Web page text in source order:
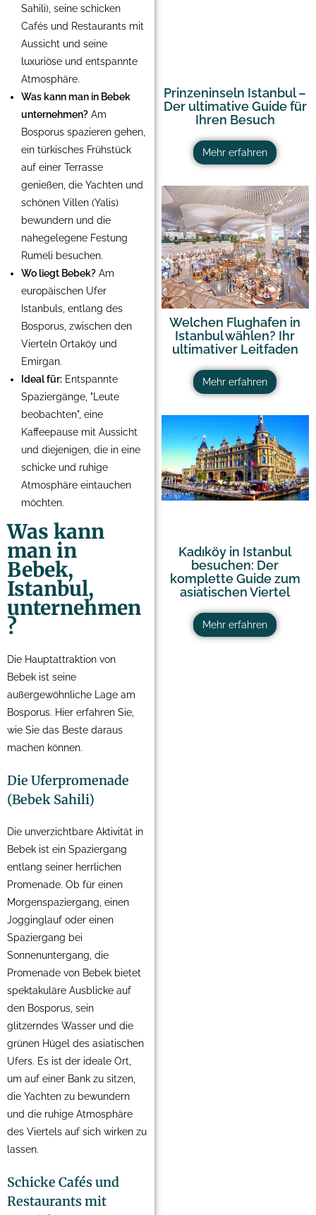
Prinzeninseln Istanbul –
Der ultimative Guide für
Ihren Besuch
Mehr erfahren
Welchen Flughafen in
Istanbul wählen? Ihr
ultimativer Leitfaden
Mehr erfahren
Kadıköy in Istanbul
besuchen: Der
komplette Guide zum
asiatischen Viertel
Mehr erfahren
Sahili), seine schicken
Cafés und Restaurants mit
Aussicht und seine
luxuriöse und entspannte
Atmosphäre.
Was kann man in Bebek
unternehmen? Am
Bosporus spazieren gehen,
ein türkisches Frühstück
auf einer Terrasse
genießen, die Yachten und
schönen Villen (Yalis)
bewundern und die
nahegelegene Festung
Rumeli besuchen.
Wo liegt Bebek? Am
europäischen Ufer
Istanbuls, entlang des
Bosporus, zwischen den
Vierteln Ortaköy und
Emirgan.
Ideal für: Entspannte
Spaziergänge, "Leute
beobachten", eine
Kaffeepause mit Aussicht
und diejenigen, die in eine
schicke und ruhige
Atmosphäre eintauchen
möchten.
Was kann
man in
Bebek,
Istanbul,
unternehmen
?
Die Hauptattraktion von
Bebek ist seine
außergewöhnliche Lage am
Bosporus. Hier erfahren Sie,
wie Sie das Beste daraus
machen können.
Die Uferpromenade
(Bebek Sahili)
Die unverzichtbare Aktivität in
Bebek ist ein Spaziergang
entlang seiner herrlichen
Promenade. Ob für einen
Morgenspaziergang, einen
Jogginglauf oder einen
Spaziergang bei
Sonnenuntergang, die
Promenade von Bebek bietet
spektakuläre Ausblicke auf
den Bosporus, sein
glitzerndes Wasser und die
grünen Hügel des asiatischen
Ufers. Es ist der ideale Ort,
um auf einer Bank zu sitzen,
die Yachten zu bewundern
und die ruhige Atmosphäre
des Viertels auf sich wirken zu
lassen.
Schicke Cafés und
Restaurants mit